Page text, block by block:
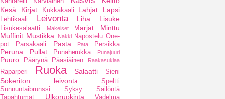
Kesä
Kirjat Kukkakaali Lahjat Lapsi
Lehtikaali Leivonta Liha Lisuke
Lisukesalaatti Makeiset Marjat
Minttu
Muffinit Mustikka Nakki Napostelu One-
pot
Parsakaali Pasta Pata Persikka
Peruna Pullat Punaherukka Punajuuri
Puuro Päärynä Pääsiäinen Raakasuklaa
Raparperi Ruoka Salaatti Sieni
Sokeriton leivonta
Speltti
Sunnuntaibrunssi
Syksy
Säilöntä
Tapahtumat
Ulkoruokinta
Vadelma